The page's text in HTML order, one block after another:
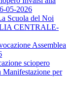
05-2026
Scuola del Noi
CENTRALE-
Assemblea
sciopero
Manifestazione per